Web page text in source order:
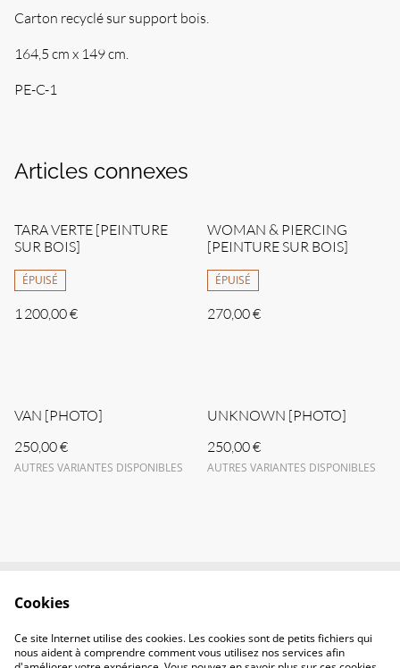
Carton recyclé sur support bois.
164,5 cm x 149 cm.
PE-C-1
Articles connexes
TARA VERTE [PEINTURE
SUR BOIS]
ÉPUISÉ
1 200,00 €
WOMAN & PIERCING
[PEINTURE SUR BOIS]
ÉPUISÉ
270,00 €
VAN [PHOTO]
250,00 €
AUTRES VARIANTES DISPONIBLES
UNKNOWN [PHOTO]
250,00 €
AUTRES VARIANTES DISPONIBLES
POLITIQUE DE
CONFIDENTIALITÉ
POLITIQUE DES
COOKIES
Cookies
Ce site Internet utilise des cookies. Les cookies sont de petits fichiers qui
nous aident à comprendre comment vous utilisez nos services afin